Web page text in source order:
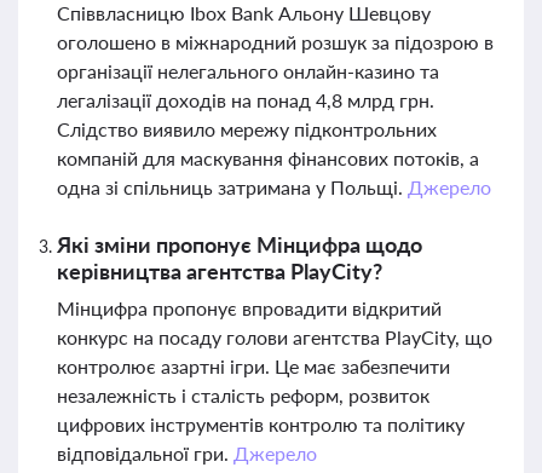
Співвласницю Ibox Bank Альону Шевцову
оголошено в міжнародний розшук за підозрою в
організації нелегального онлайн-казино та
легалізації доходів на понад 4,8 млрд грн.
Слідство виявило мережу підконтрольних
компаній для маскування фінансових потоків, а
одна зі спільниць затримана у Польщі. Джерело
Які зміни пропонує Мінцифра щодо
керівництва агентства PlayCity?
Мінцифра пропонує впровадити відкритий
конкурс на посаду голови агентства PlayCity, що
контролює азартні ігри. Це має забезпечити
незалежність і сталість реформ, розвиток
цифрових інструментів контролю та політику
відповідальної гри. Джерело